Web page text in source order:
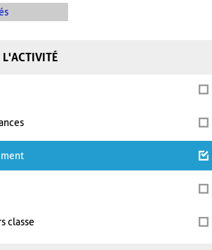
L'ACTIVITÉ
classe